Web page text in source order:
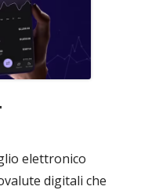
elettronico
digitali che